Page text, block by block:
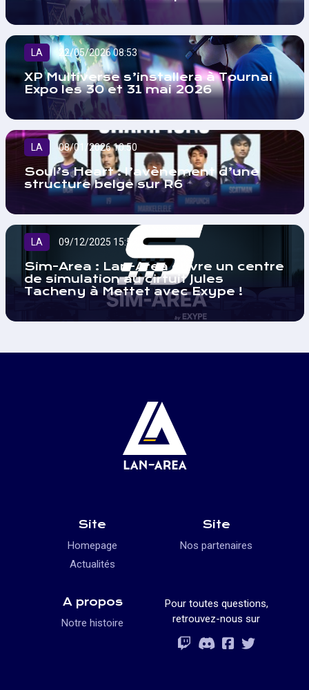
LA 22/05/2026 08:53
XP Multiverse s’installera à Tournai
Expo les 30 et 31 mai 2026
LA 08/01/2026 10:50
Soul’s Heart : l’avènement d’une
structure belge sur R6
LA 09/12/2025 15:52
Sim-Area : Lan-Area ouvre un centre
de simulation au cirtuit Jules
Tacheny à Mettet avec Exype !
Site
Homepage
Actualités
Site
Nos partenaires
A propos
Notre histoire
Pour toutes questions,
retrouvez-nous sur
Rejoignez-
Rejoignez-
Rejoignez-
Rejoignez-